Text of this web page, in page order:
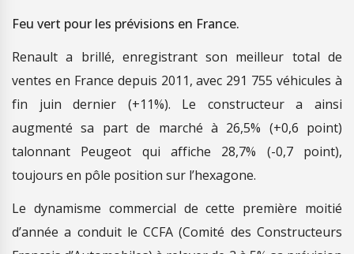
Feu vert pour les prévisions en France.
Renault a brillé, enregistrant son meilleur total de
ventes en France depuis 2011, avec 291 755 véhicules à
fin juin dernier (+11%). Le constructeur a ainsi
augmenté sa part de marché à 26,5% (+0,6 point)
talonnant Peugeot qui affiche 28,7% (-0,7 point),
toujours en pôle position sur l’hexagone.
Le dynamisme commercial de cette première moitié
d’année a conduit le CCFA (Comité des Constructeurs